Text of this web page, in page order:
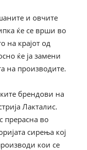
и овчите
ќе се врши во
на крајот од
ќе ја замени
на производите.
брендови на
Лакталис.
прерасна во
сирења кој
кои се